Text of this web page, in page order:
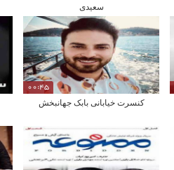
سعیدی
00:45
کنسرت خیابانی بابک جهانبخش